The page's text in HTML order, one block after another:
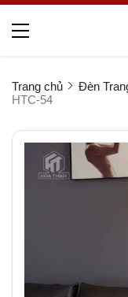
Trang chủ Đèn
HTC-54